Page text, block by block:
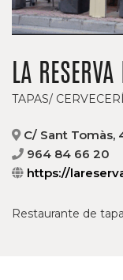
LA
TAPAS/
C/ Sant Tomàs,
964 84 66 20
https://
Restaurante de